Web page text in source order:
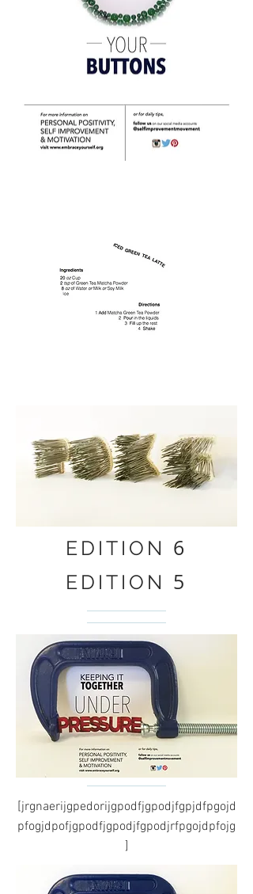
EDITION 6
EDITION 5
[jrgnaerijgpedorijgpodfjgpodjfgpjdfpgojd
pfogjdpofjgpodfjgpodjfgpodjrfpgojdpfojg
]